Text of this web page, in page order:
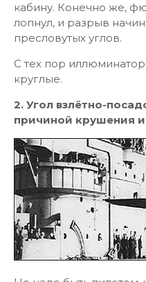
кабину. Конечно же,
лопнул, и разрыв
пресловутых углов.
С тех пор
круглые.
2. Угол взлётно-
причиной крушения